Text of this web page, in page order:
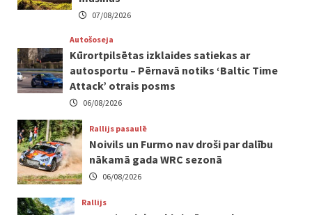
07/08/2026
Autošoseja
Kūrortpilsētas izklaides satiekas ar
autosportu – Pērnavā notiks ‘Baltic Time
Attack’ otrais posms
06/08/2026
Rallijs pasaulē
Noivils un Furmo nav droši par dalību
nākamā gada WRC sezonā
06/08/2026
Rallijs